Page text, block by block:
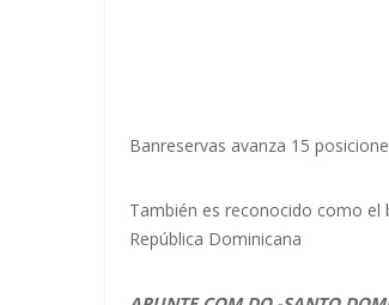
Banreservas avanza 15
También es reconocido como el
República Dominicana